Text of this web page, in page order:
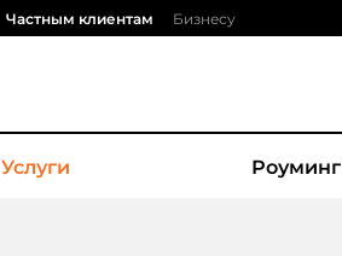
Частным клиентам Бизнесу
Услуги Роуминг